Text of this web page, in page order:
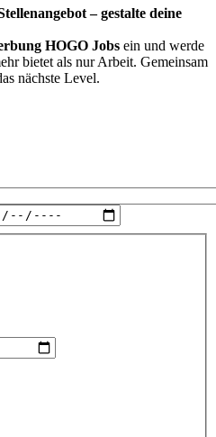
– gestalte deine
HOGO Jobs ein und werde
bietet als nur Arbeit. Gemeinsam
nächste Level.